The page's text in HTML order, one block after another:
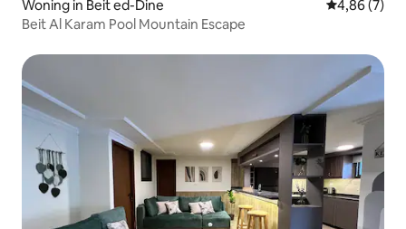
Woning in Beit ed-Dine Gemiddelde
4,86 (7)
Beit Al Karam Pool Mountain Escape